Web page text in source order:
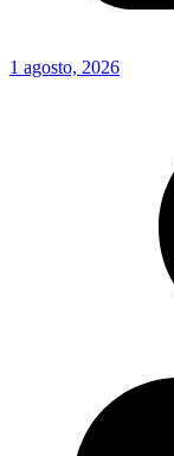
1 agosto, 2026